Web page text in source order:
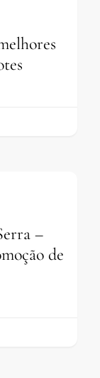
–
de